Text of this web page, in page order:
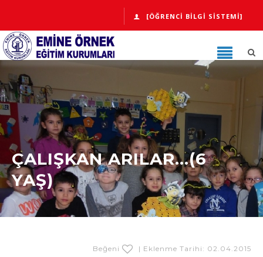
[ÖĞRENCI BILGI SISTEMI]
ÇALIŞKAN ARILAR...(6
YAŞ)
Beğeni | Eklenme Tarihi: 02.04.2015